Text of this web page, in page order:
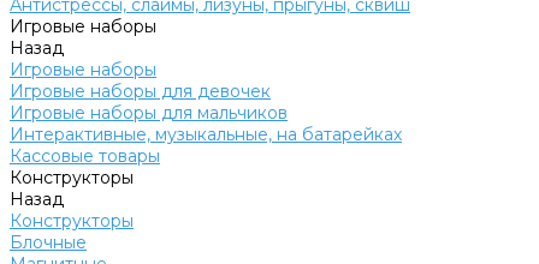
Антистрессы, слаймы, лизуны, прыгуны, сквиш
Игровые наборы
Назад
Игровые наборы
Игровые наборы для девочек
Игровые наборы для мальчиков
Интерактивные, музыкальные, на батарейках
Кассовые товары
Конструкторы
Назад
Конструкторы
Блочные